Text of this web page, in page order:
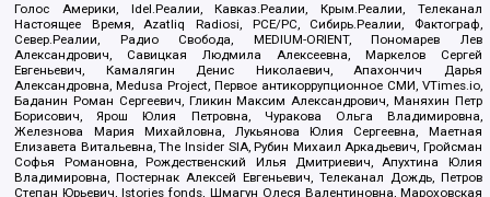
Голос Америки, Idel.Реалии, Кавказ.Реалии, Крым.Реалии, Телеканал
Настоящее Время, Azatliq Radiosi, PCE/PC, Сибирь.Реалии, Фактограф,
Север.Реалии, Радио Свобода, MEDIUM-ORIENT, Пономарев Лев
Александрович, Савицкая Людмила Алексеевна, Маркелов Сергей
Евгеньевич, Камалягин Денис Николаевич, Апахончич Дарья
Александровна, Medusa Project, Первое антикоррупционное СМИ, VTimes.io,
Баданин Роман Сергеевич, Гликин Максим Александрович, Маняхин Петр
Борисович, Ярош Юлия Петровна, Чуракова Ольга Владимировна,
Железнова Мария Михайловна, Лукьянова Юлия Сергеевна, Маетная
Елизавета Витальевна, The Insider SIA, Рубин Михаил Аркадьевич, Гройсман
Софья Романовна, Рождественский Илья Дмитриевич, Апухтина Юлия
Владимировна, Постернак Алексей Евгеньевич, Телеканал Дождь, Петров
Степан Юрьевич, Istories fonds, Шмагун Олеся Валентиновна, Мароховская